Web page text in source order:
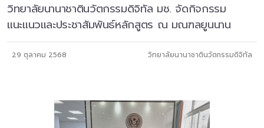
วิทยาลัยนานาชาตินวัตกรรมดิจิทัล มช. จัดกิจกรรม
แนะแนวและประชาสัมพันธ์หลักสูตร ณ มณฑลยูนนาน
29 ตุลาคม 2568 วิทยาลัยนานาชาตินวัตกรรมดิจิทัล